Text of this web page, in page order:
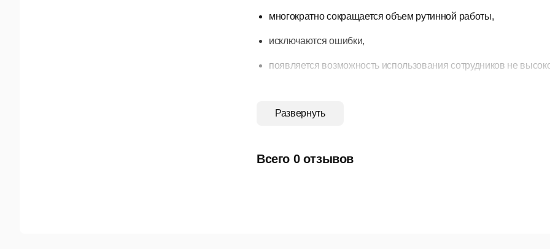
многократно сокращается объем рутинной работы,
исключаются ошибки,
появляется возможность использования сотрудников не
заказ-наряды и выполненные работы, все контакты с клиентами,
Развернуть
Всего 0 отзывов